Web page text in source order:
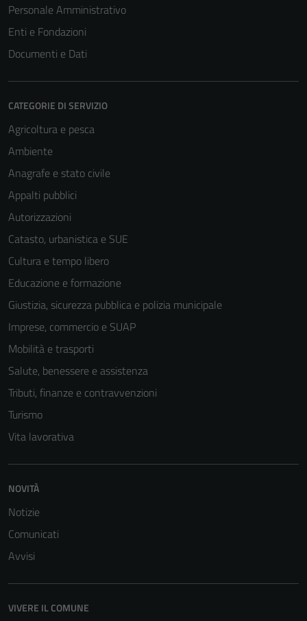
Personale Amministrativo
Enti e Fondazioni
Documenti e Dati
CATEGORIE DI SERVIZIO
Agricoltura e pesca
Ambiente
Anagrafe e stato civile
Appalti pubblici
Autorizzazioni
Catasto, urbanistica e SUE
Cultura e tempo libero
Educazione e formazione
Giustizia, sicurezza pubblica e polizia municipale
Imprese, commercio e SUAP
Mobilità e trasporti
Salute, benessere e assistenza
Tributi, finanze e contravvenzioni
Turismo
Vita lavorativa
NOVITÀ
Notizie
Comunicati
Avvisi
VIVERE IL COMUNE
del sito e non
possono